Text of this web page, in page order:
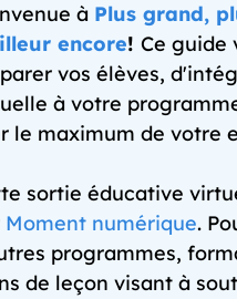
à Plus grand,
encore!Ce guide
vos élèves,
à votre
le maximum de votre
sortie éducative
Moment numérique.
programmes,
de leçon visant à